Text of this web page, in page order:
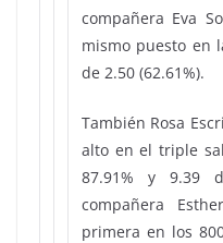
compañera Eva
mismo puesto en
de 2.50 (62.61%).
También Rosa
alto en el triple
87.91% y 9.39
compañera
primera en los